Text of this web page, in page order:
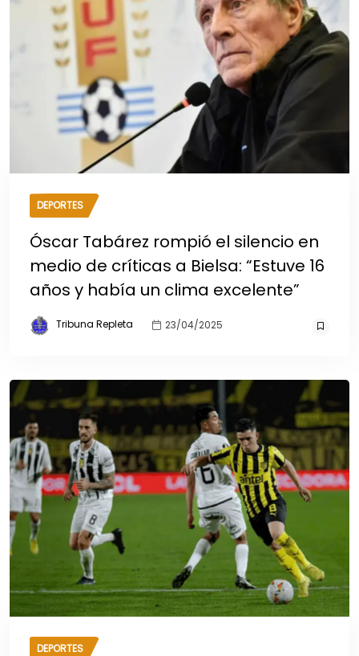
DEPORTES
Óscar Tabárez rompió el silencio en
medio de críticas a Bielsa: “Estuve 16
años y había un clima excelente”
Tribuna Repleta 23/04/2025
DEPORTES